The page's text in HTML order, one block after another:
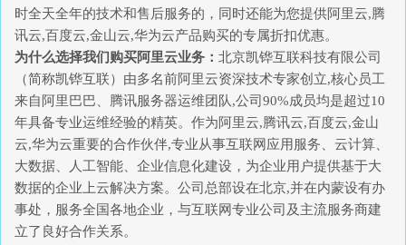
时全天全年的技术和售后服务的，同时还能为您提供阿里云,腾
讯云,百度云,金山云,华为云产品购买的专属折扣优惠。
为什么选择我们购买阿里云业务： 北京凯铧互联科技有限公司
（简称凯铧互联）由多名前阿里云资深技术专家创立,核心员工
来自阿里巴巴、腾讯服务器运维团队,公司90%成员均是超过10
年具备专业运维经验的精英。作为阿里云,腾讯云,百度云,金山
云,华为云重要的合作伙伴,专业从事互联网应用服务、云计算、
大数据、人工智能、企业信息化建设，为企业用户提供基于大
数据的企业上云解决方案。公司总部设在北京,并在内蒙设有办
事处，服务全国各地企业，与互联网专业公司及主流服务商建
立了良好合作关系。